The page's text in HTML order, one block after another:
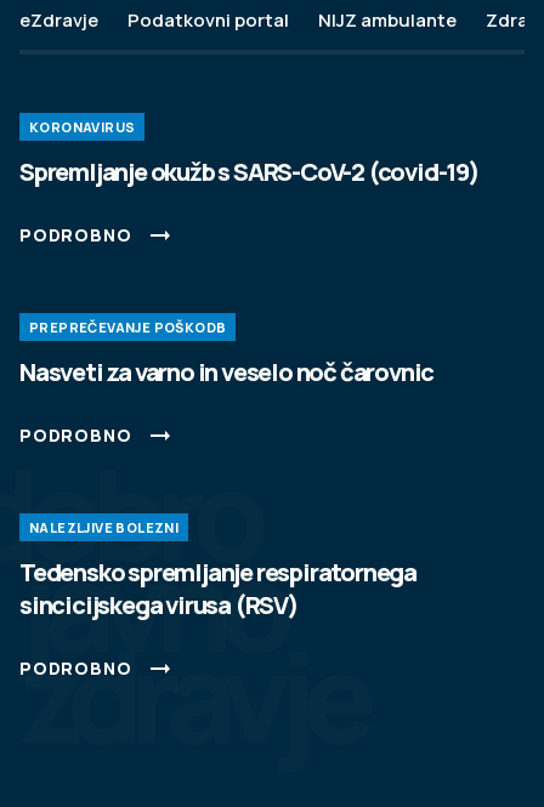
javno
zdravje
eZdravje Podatkovni portal NIJZ ambulante
KORONAVIRUS
Spremljanje okužb s SARS-CoV-2 (covid-19)
PODROBNO
PREPREČEVANJE POŠKODB
Nasveti za varno in veselo noč čarovnic
PODROBNO
NALEZLJIVE BOLEZNI
Tedensko spremljanje respiratornega
sincicijskega virusa (RSV)
PODROBNO